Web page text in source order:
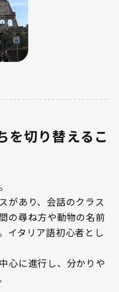
を切り替えるこ
があり、会話のクラス
の尋ね方や動物の名前
イタリア語初心者とし
心に進行し、分かりや